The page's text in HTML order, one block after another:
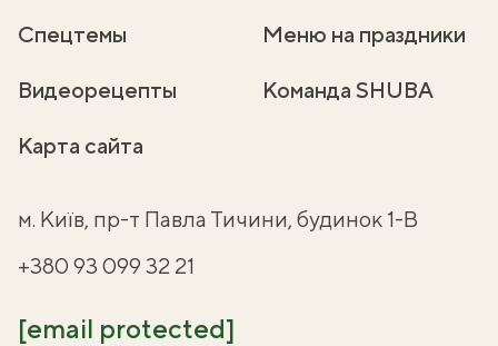
Спецтемы Меню на праздники
Видеорецепты Команда SHUBA
Карта сайта
м. Київ, пр-т Павла Тичини, будинок 1-В
+380 93 099 32 21
[email protected]